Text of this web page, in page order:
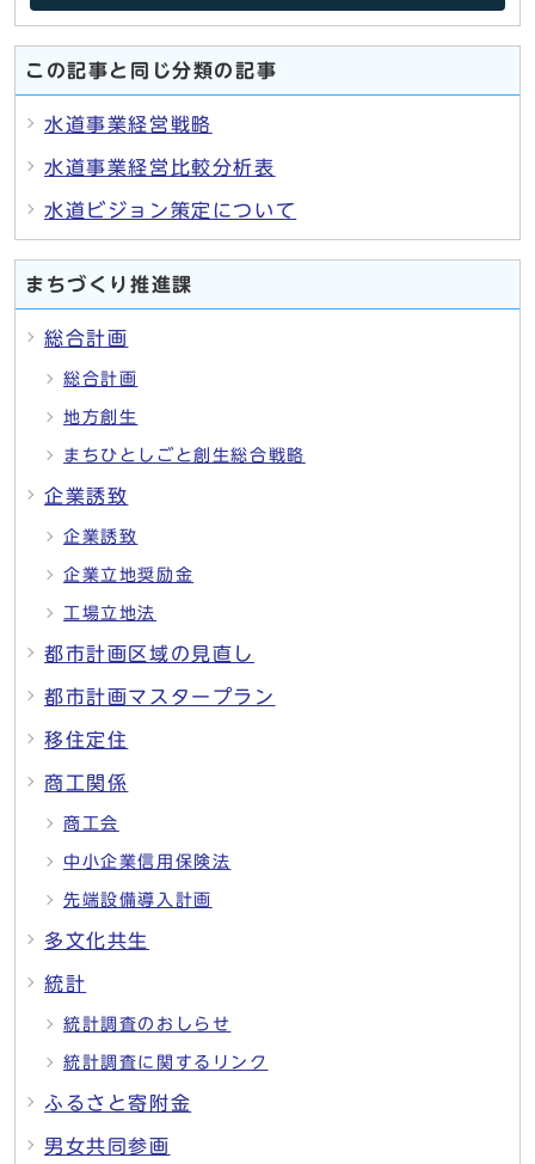
この記事と同じ分類の記事
水道事業経営戦略
水道事業経営比較分析表
水道ビジョン策定について
まちづくり推進課
総合計画
総合計画
地方創生
まちひとしごと創生総合戦略
企業誘致
企業誘致
企業立地奨励金
工場立地法
都市計画区域の見直し
都市計画マスタープラン
移住定住
商工関係
商工会
中小企業信用保険法
先端設備導入計画
多文化共生
統計
統計調査のおしらせ
統計調査に関するリンク
ふるさと寄附金
男女共同参画